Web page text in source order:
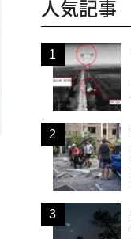
人気記事